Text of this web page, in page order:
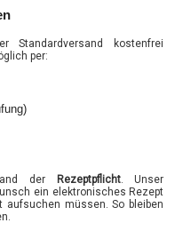
Standardversand kostenfrei
per:
der Rezeptpflicht. Unser
ein elektronisches Rezept
müssen. So bleiben